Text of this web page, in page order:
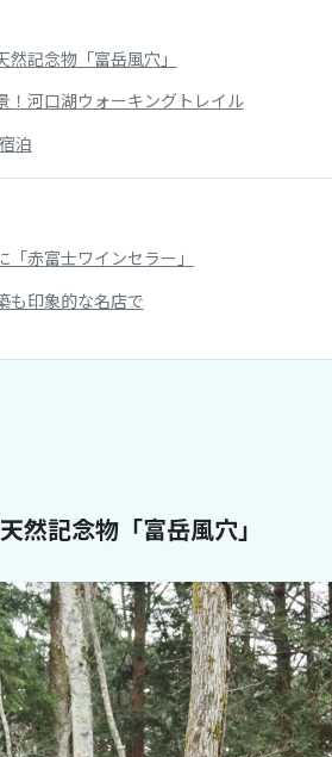
記念物「富岳風穴」
！河口湖ウォーキングトレイル
泊
赤富士ワインセラー」
も印象的な名店で
然記念物「富岳風穴」